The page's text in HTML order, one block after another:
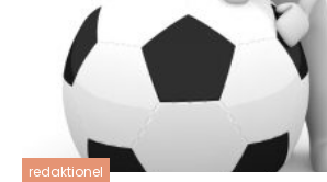
redaktionel